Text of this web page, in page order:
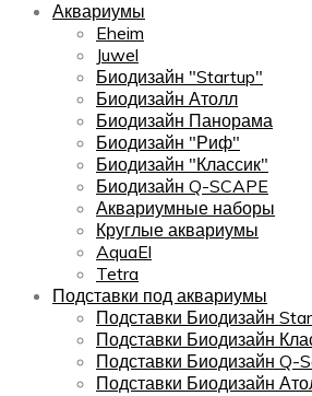
Аквариумы
Eheim
Juwel
Биодизайн "Startup"
Биодизайн Атолл
Биодизайн Панорама
Биодизайн "Риф"
Биодизайн "Классик"
Биодизайн Q-SCAPE
Аквариумные наборы
Круглые аквариумы
AquaEl
Tetra
Подставки под аквариумы
Подставки Биодизайн
Подставки Биодизайн
Подставки Биодизайн Q-
Подставки Биодизайн